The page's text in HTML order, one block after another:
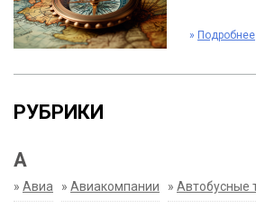
» Подробнее
РУБРИКИ
А
» Авиа » Авиакомпании » Автобусные